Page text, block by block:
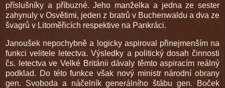
příslušníky a příbuzné. Jeho manželka a jedna ze sester
zahynuly v Osvětimi, jeden z bratrů v Buchenwaldu a dva ze
švagrů v Litoměřicích respektive na Pankráci.
Janoušek nepochybně a logicky aspiroval přinejmenším na
funkci velitele letectva. Výsledky a politický dosah činnosti
čs. letectva ve Velké Británii dávaly těmto aspiracím reálný
podklad. Do této funkce však nový ministr národní obrany
gen. Svoboda a náčelník generálního štábu gen. Boček